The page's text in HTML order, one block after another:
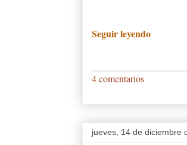
Seguir leyendo
4 comentarios
jueves, 14 de diciembre